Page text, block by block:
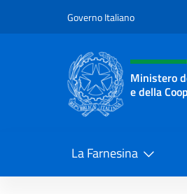
Governo Italiano
Intestazione
Ministero
e della
La Farnesina